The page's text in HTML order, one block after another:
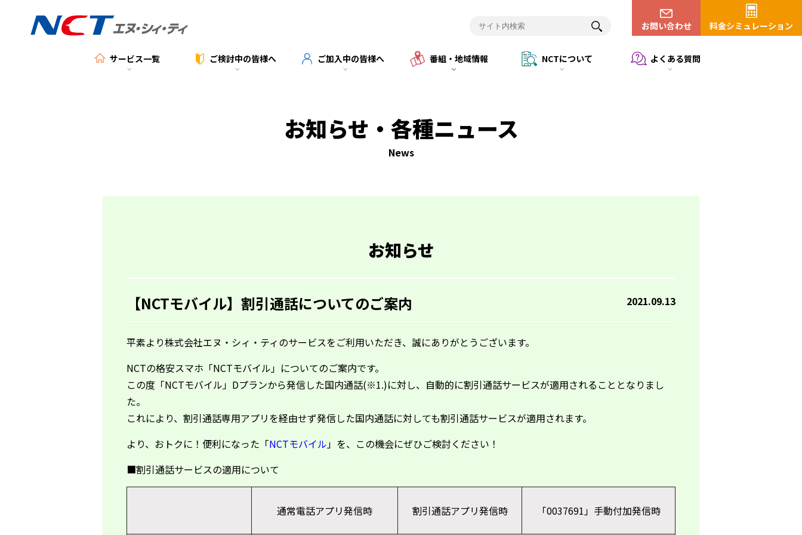
お問い合わせ 料金シミュレーション
サービス一覧 ご検討中の皆様へ ご加入中の皆様へ 番組・地域情報 NCTについて よくある質問
お知らせ・各種ニュース
News
お知らせ
【NCTモバイル】割引通話についてのご案内 2021.09.13
平素より株式会社エヌ・シィ・ティのサービスをご利用いただき、誠にありがとうございます。
NCTの格安スマホ「NCTモバイル」についてのご案内です。
この度「NCTモバイル」 Dプランから発信した国内通話(※1.)に対し、自動的に割引通話サービスが適用されることとなりまし
た。
これにより、割引通話専用アプリを経由せず発信した国内通話に対しても割引通話サービスが適用されます。
より、おトクに！便利になった「NCTモバイル」を、この機会にぜひご検討ください！
■割引通話サービスの適用について
通常電話アプリ発信時 割引通話アプリ発信時 「0037691」手動付加発信時